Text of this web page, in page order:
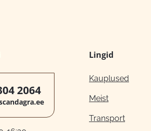
2064
Lingid
Kauplused
Meist
Transport